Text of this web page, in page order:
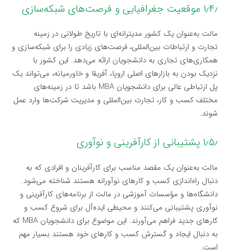
۱٫۴٫ موقعیت جغرافیایی و فرصت‌های شبکه‌سازی
مالت به‌عنوان یک کشور مدیترانه‌ای با تاریخ طولانی در زمینه
تجارت و ارتباطات بین‌المللی، فرصت‌های زیادی را برای شبکه‌سازی و
همکاری‌های تجاری به دانشجویان ارائه می‌دهد. این کشور با
نزدیک بودن به بازارهای اصلی اروپا، آفریقا و خاورمیانه، می‌تواند یک
پل ارتباطی عالی برای دانشجویان MBA باشد تا در زمینه‌های
مختلف کسب و کار، تجارت بین‌المللی و مدیریت شرکت‌ها وارد عمل
شوند.
۱٫۵٫ پشتیبانی از کارآفرینی و نوآوری
مالت به‌عنوان یک مقصد مناسب برای کارآفرینان و افرادی که به
دنبال راه‌اندازی کسب و کارهای نوآورانه هستند شناخته می‌شود.
دانشگاه‌ها و مؤسسات آموزشی در مالت از برنامه‌های کارآفرینی و
نوآوری پشتیبانی می‌کنند و محیطی ایده‌آل برای شروع کسب و
کارهای جدید فراهم می‌آورند. این موضوع برای دانشجویان MBA که
به دنبال ایجاد و گسترش کسب و کارهای خود هستند بسیار مهم
است.